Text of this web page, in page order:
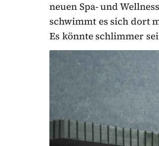
neuen Spa- und
schwimmt es sich dort
Es könnte schlimmer